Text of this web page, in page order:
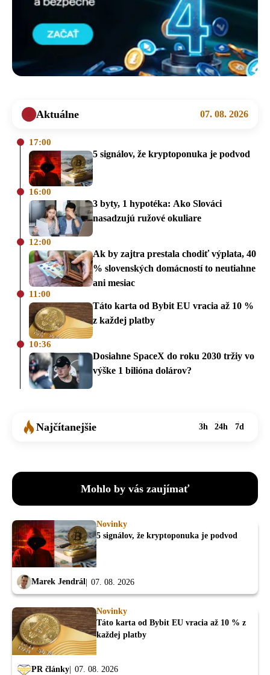
Aktuálne 07. 08. 2026
17:00
5 signálov, že kryptoponuka je podvod
16:00
3 byty, 1 hypotéka: Ako Slováci
nasadzujú ružové okuliare
12:00
Ak by zajtra prestala chodiť výplata, 40
% slovenských domácností to neutiahne
ani mesiac
11:00
Táto karta od Bybit EU vracia až 10 %
z každej platby
10:36
Dosiahne SpaceX do roku 2030 tržiy vo
výške 1 bilióna dolárov?
Najčítanejšie 3h 24h 7d
Mohlo by vás zaujímať
Novinky
5 signálov, že kryptoponuka je podvod
Marek Jendrál 07. 08. 2026
Novinky
Táto karta od Bybit EU vracia až 10 % z
každej platby
PR články 07. 08. 2026